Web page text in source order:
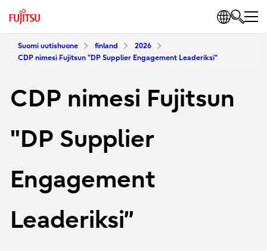
Suomi uutishuone finland
2026
CDP nimesi Fujitsun "DP Supplier Engagement Leaderiksi”
CDP nimesi Fujitsun
"DP Supplier
Engagement
Leaderiksi”